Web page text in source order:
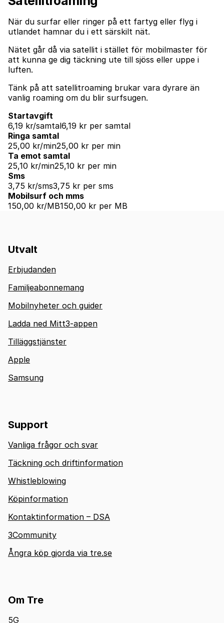
När du surfar eller ringer på ett fartyg eller flyg i
utlandet hamnar du i ett särskilt nät.
Nätet går då via satellit i stället för mobilmaster för
att kunna ge dig täckning ute till sjöss eller uppe i
luften.
Tänk på att satellitroaming brukar vara dyrare än
vanlig roaming om du blir surfsugen.
Startavgift
6,19 kr/samtal6,19 kr per samtal
Ringa samtal
25,00 kr/min25,00 kr per min
Ta emot samtal
25,10 kr/min25,10 kr per min
Sms
3,75 kr/sms3,75 kr per sms
Mobilsurf och mms
150,00 kr/MB150,00 kr per MB
Utvalt
Erbjudanden
Familjeabonnemang
Mobilnyheter och guider
Ladda ned Mitt3-appen
Tilläggstjänster
Apple
Samsung
Support
Vanliga frågor och svar
Täckning och driftinformation
Whistleblowing
Köpinformation
Kontaktinformation – DSA
3Community
Ångra köp gjorda via tre.se
Om Tre
5G